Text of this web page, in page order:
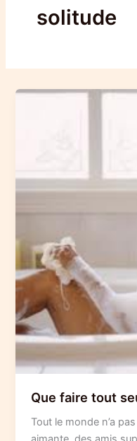
solitude
Que faire tout
Tout le monde n’a